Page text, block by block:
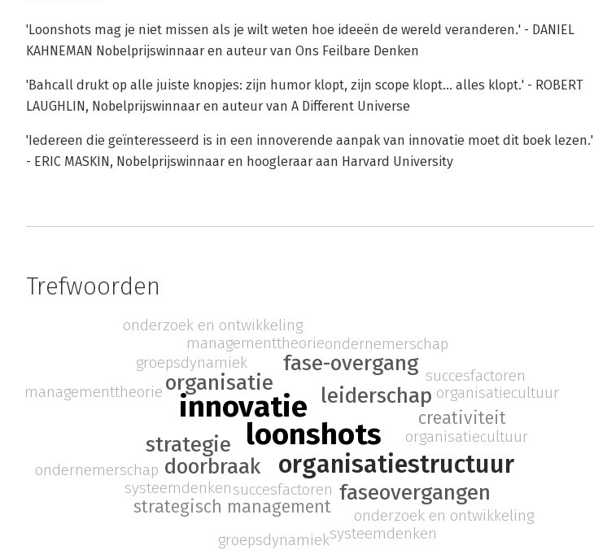
'Loonshots mag je niet missen als je wilt weten hoe ideeën de wereld veranderen.' - DANIEL
KAHNEMAN Nobelprijswinnaar en auteur van Ons Feilbare Denken
'Bahcall drukt op alle juiste knopjes: zijn humor klopt, zijn scope klopt... alles klopt.' - ROBERT
LAUGHLIN, Nobelprijswinnaar en auteur van A Different Universe
'Iedereen die geïnteresseerd is in een innoverende aanpak van innovatie moet dit boek lezen.'
- ERIC MASKIN, Nobelprijswinnaar en hoogleraar aan Harvard University
Trefwoorden
loonshots
innovatie
organisatiestructuur
leiderschap
doorbraak
organisatie
fase-overgang
strategie
faseovergangen
strategisch management
creativiteit
organisatiecultuur
systeemdenken
groepsdynamiek
succesfactoren
managementtheorieondernemerschap
onderzoek en ontwikkeling
organisatiecultuur
systeemdenken
groepsdynamiek
succesfactoren
managementtheorie
ondernemerschap
onderzoek en ontwikkeling